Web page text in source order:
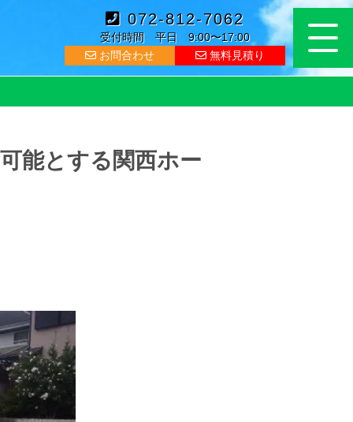
072-812-7062
受付時間 平日 9:00〜17:00
お問合わせ
無料見積り
能とする関西ホー